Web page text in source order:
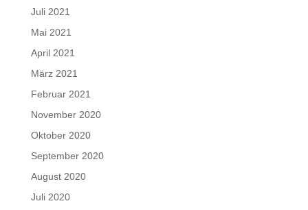
Juli 2021
Mai 2021
April 2021
März 2021
Februar 2021
November 2020
Oktober 2020
September 2020
August 2020
Juli 2020